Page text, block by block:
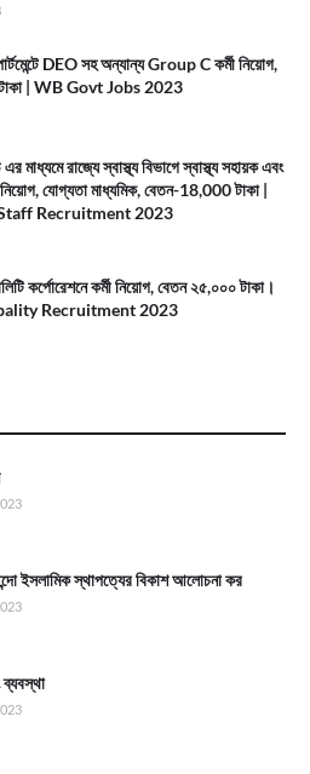
DEO সহ অন্যান্য Group C কর্মী নিয়োগ,
| WB Govt Jobs 2023
এর মাধ্যমে রাজ্যে স্বাস্থ্য বিভাগে স্বাস্থ্য সহায়ক এবং
নিয়োগ, যোগ্যতা মাধ্যমিক, বেতন-18,000 টাকা |
Recruitment 2023
কর্পোরেশনে কর্মী নিয়োগ, বেতন ২৫,০০০ টাকা।
Recruitment 2023
ইসলামিক স্থাপত্যের বিকাশ আলোচনা কর
ব্যবস্থা